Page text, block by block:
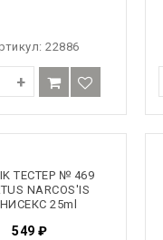
22886
+
ТЕСТЕР № 469
NARCOS'IS
25ml
549 ₽